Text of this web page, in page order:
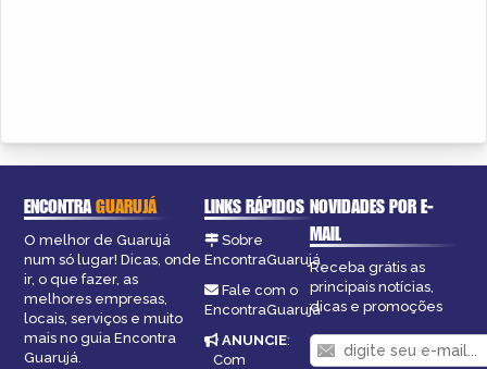
ENCONTRAGUARUJÁ
O melhor de Guarujá
num só lugar! Dicas, onde
ir, o que fazer, as
melhores empresas,
locais, serviços e muito
mais no guia Encontra
Guarujá.
LINKS RÁPIDOS
Sobre
EncontraGuarujá
Fale com o
EncontraGuarujá
ANUNCIE:
Com
NOVIDADES POR E-
MAIL
Receba grátis as
principais notícias,
dicas e promoções